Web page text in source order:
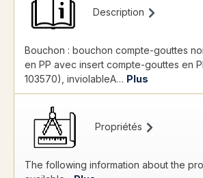
Description
Bouchon : bouchon compte-gouttes
en PP avec insert compte-gouttes en
103570), inviolableA… Plus
Propriétés
The following information about the